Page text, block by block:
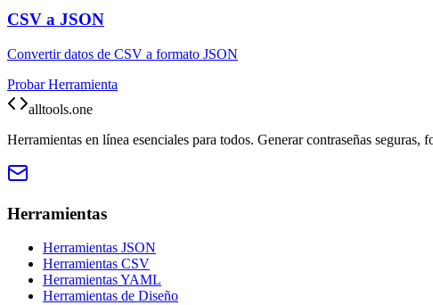
CSV a JSON
Convertir datos de CSV a formato JSON
Probar Herramienta
alltools.one
Herramientas en línea esenciales para todos. Generar contraseñas
Herramientas
Herramientas JSON
Herramientas CSV
Herramientas YAML
Herramientas de Diseño